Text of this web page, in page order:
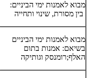
מבוא לאמנות ימי הביניים:
בין מסורת, שינוי ותחייה
מבוא לאמנות ימי הביניים
בשיאם: אמנות בתום
האלף;רומנסק וגותיקה